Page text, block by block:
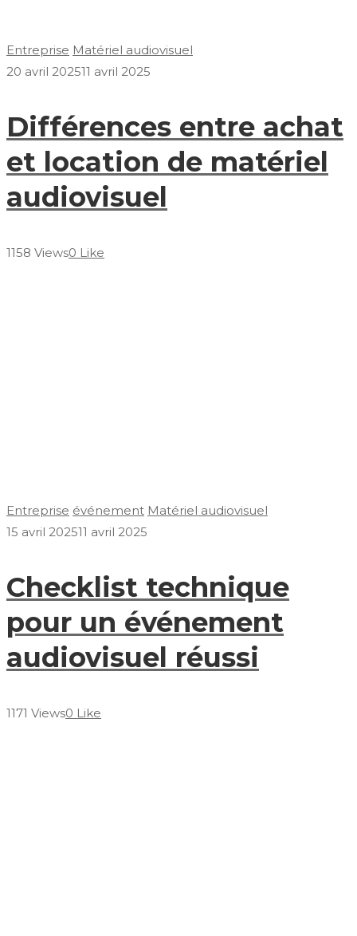
Entreprise Matériel audiovisuel
20 avril 202511 avril 2025
Différences entre achat
et location de matériel
audiovisuel
1158 Views0 Like
Entreprise événement Matériel audiovisuel
15 avril 202511 avril 2025
Checklist technique
pour un événement
audiovisuel réussi
1171 Views0 Like